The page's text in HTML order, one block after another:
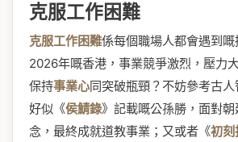
克服工作困難
克服工作困難係每個職場人都會遇到
2026年嘅香港，事業競爭激烈，壓力
保持事業心同突破瓶頸？不妨參考古人
好似《侯鯖錄》記載嘅公孫勝，面對
念，最終成就道教事業；又或者《初刻